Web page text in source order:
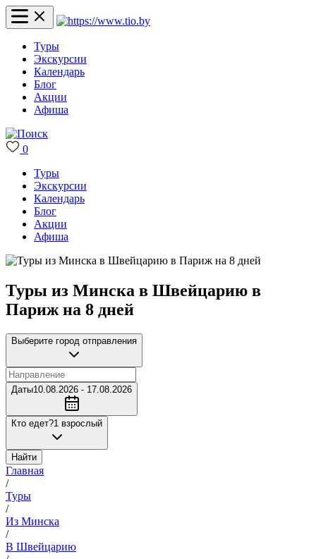
Туры
Экскурсии
Календарь
Блог
Акции
Афиша
0
Туры
Экскурсии
Календарь
Блог
Акции
Афиша
Туры из Минска в Швейцарию в
Париж на 8 дней
Выберите город отправления
Даты10.08.2026 - 17.08.2026
Кто едет?1 взрослый
Найти
Главная
/
Туры
/
Из Минска
/
В Швейцарию